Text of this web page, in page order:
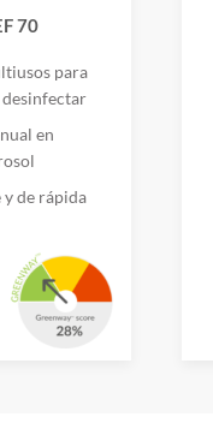
70
para
desinfectar
en
de rápida